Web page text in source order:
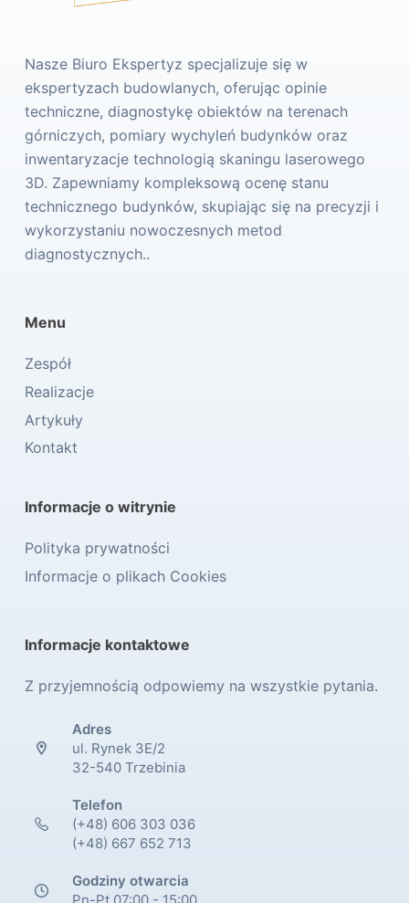
Nasze Biuro Ekspertyz specjalizuje się w
ekspertyzach budowlanych, oferując opinie
techniczne, diagnostykę obiektów na terenach
górniczych, pomiary wychyleń budynków oraz
inwentaryzacje technologią skaningu laserowego
3D. Zapewniamy kompleksową ocenę stanu
technicznego budynków, skupiając się na precyzji i
wykorzystaniu nowoczesnych metod
diagnostycznych..
Menu
Zespół
Realizacje
Artykuły
Kontakt
Informacje o witrynie
Polityka prywatności
Informacje o plikach Cookies
Informacje kontaktowe
Z przyjemnością odpowiemy na wszystkie pytania.
Adres
ul. Rynek 3E/2
32-540 Trzebinia
Telefon
(+48) 606 303 036
(+48) 667 652 713
Godziny otwarcia